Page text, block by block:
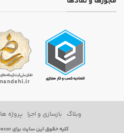
وبلاگ بازسازی و اجرا پروژه ها
کلیه حقوق این سایت برای SarayDecor محفوظ است.